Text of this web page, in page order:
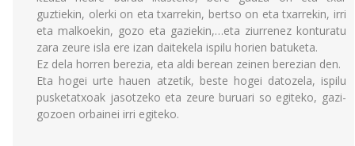
guztiekin, olerki on eta txarrekin, bertso on eta txarrekin, irri
eta malkoekin, gozo eta gaziekin,…eta ziurrenez konturatu
zara zeure isla ere izan daitekela ispilu horien batuketa.
Ez dela horren berezia, eta aldi berean zeinen berezian den.
Eta hogei urte hauen atzetik, beste hogei datozela, ispilu
pusketatxoak jasotzeko eta zeure buruari so egiteko, gazi-
gozoen orbainei irri egiteko.